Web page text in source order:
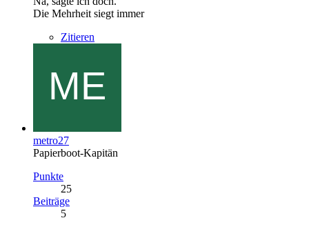
Die Mehrheit siegt immer
Zitieren
metro27
Papierboot-Kapitän
Punkte
25
Beiträge
5